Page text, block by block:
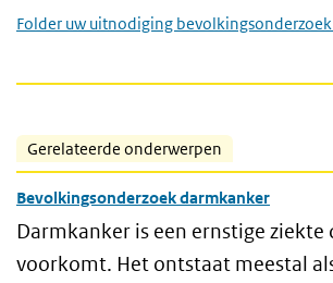
Folder uw uitnodiging
Gerelateerde onderwerpen
Bevolkingsonderzoek darmkanker
Darmkanker is een ernstige ziekte
voorkomt. Het ontstaat meestal